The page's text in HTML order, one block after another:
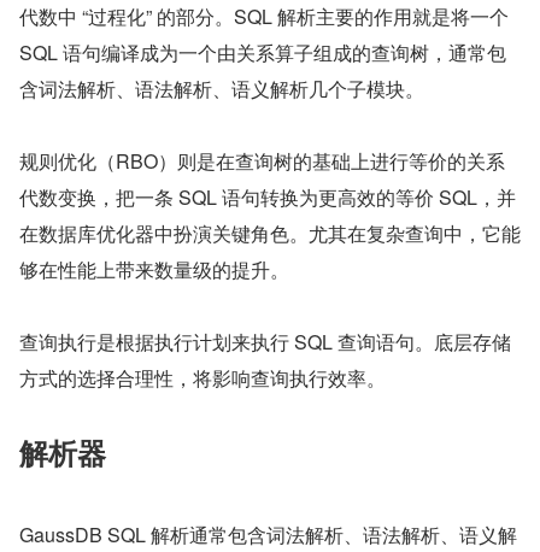
代数中 “过程化” 的部分。SQL 解析主要的作用就是将一个
SQL 语句编译成为一个由关系算子组成的查询树，通常包
含词法解析、语法解析、语义解析几个子模块。
规则优化（RBO）则是在查询树的基础上进行等价的关系
代数变换，把一条 SQL 语句转换为更高效的等价 SQL，并
在数据库优化器中扮演关键角色。尤其在复杂查询中，它能
够在性能上带来数量级的提升。
查询执行是根据执行计划来执行 SQL 查询语句。底层存储
方式的选择合理性，将影响查询执行效率。
解析器
GaussDB SQL 解析通常包含词法解析、语法解析、语义解